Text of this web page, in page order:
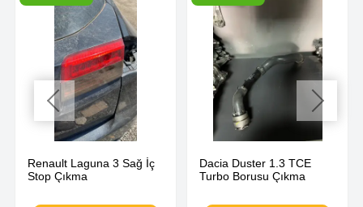
Renault Laguna 3 Sağ İç
Stop Çıkma
Dacia Duster 1.3 TCE
Turbo Borusu Çıkma